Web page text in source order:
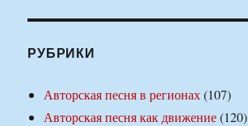
РУБРИКИ
Авторская песня в регионах(107)
Авторская песня как движение(120)